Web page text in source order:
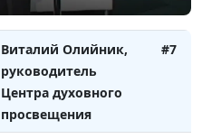
просвещения
Виталий Олийник,
руководитель
Центра духовного
просвещения
#7